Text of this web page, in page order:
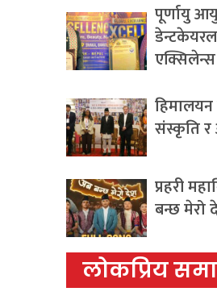
पूर्णायु
एक्सिलेन्स
संस्कृति र
प्रहरी
बन्छ मेरो
लोकप्रिय